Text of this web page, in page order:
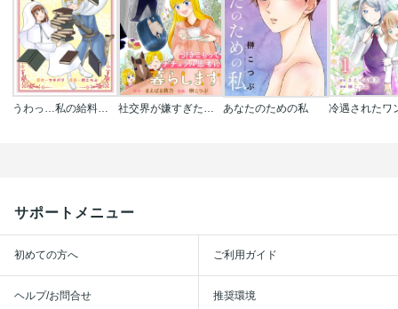
うわっ…私の給料低すぎ…!? ～薄給聖女は転職したい～ 社交界が嫌すぎたコミュ症女子は､悪役令嬢に異世界転生しても社交界を生き抜けない｡引きこもってナチュラル思考に暮らします あなたのための私
サポートメニュー
初めての方へ ご利用ガイド
ヘルプ/お問合せ 推奨環境